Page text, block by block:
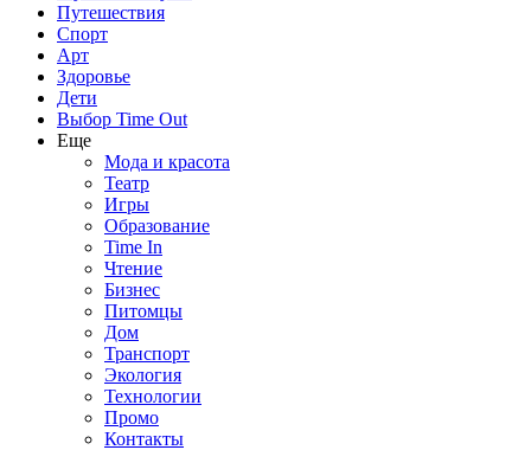
Путешествия
Спорт
Арт
Здоровье
Дети
Выбор Time Out
Еще
Мода и красота
Театр
Игры
Образование
Time In
Чтение
Бизнес
Питомцы
Дом
Транспорт
Экология
Технологии
Промо
Контакты